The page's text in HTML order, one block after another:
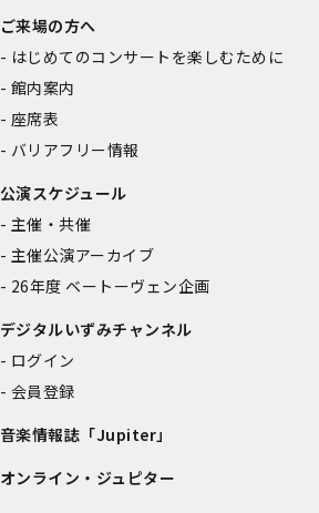
ご来場の方へ
はじめてのコンサートを楽しむために
館内案内
座席表
バリアフリー情報
公演スケジュール
主催・共催
主催公演アーカイブ
26年度 ベートーヴェン企画
デジタルいずみチャンネル
ログイン
会員登録
音楽情報誌「Jupiter」
オンライン・ジュピター